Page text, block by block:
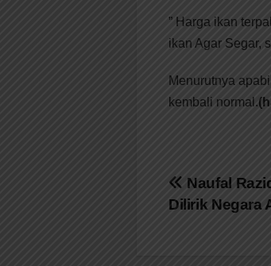
” Harga ikan
ikan Agar Segar,
Menurutnya
kembali normal.
Navigasi
Naufal
Dilirik Negara